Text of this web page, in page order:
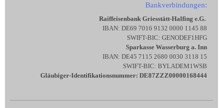
Bankverbindungen:
Raiffeisenbank Griesstätt-Halfing e.G.
IBAN: DE69 7016 9132 0000 1145 88
SWIFT-BIC: GENODEF1HFG
Sparkasse Wasserburg a. Inn
IBAN: DE45 7115 2680 0030 3118 15
SWIFT-BIC: BYLADEM1WSB
Gläubiger-Identifikationsnummer: DE87ZZZ00000168444